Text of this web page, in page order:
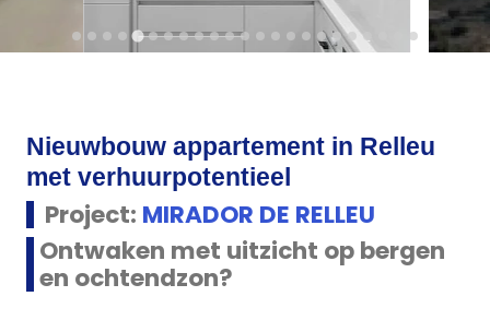
Nieuwbouw appartement in Relleu
met verhuurpotentieel
Project: MIRADOR DE RELLEU
Ontwaken met uitzicht op bergen
en ochtendzon?